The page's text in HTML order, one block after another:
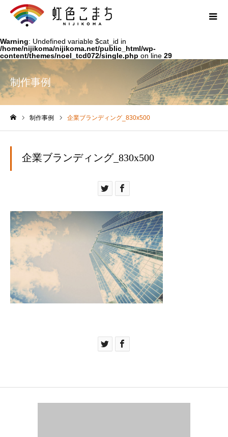
Warning: Undefined variable $cat_id in
/home/nijikoma/nijikoma.net/public_html/wp-
content/themes/noel_tcd072/single.php on line 29
制作事例
制作事例 企業ブランディング_830x500
企業ブランディング_830x500